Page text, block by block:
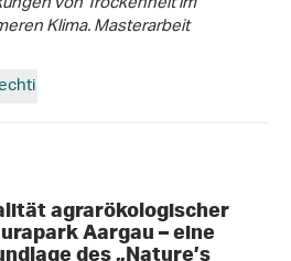
Klima. Masterarbeit
agrarökologischer
Aargau – eine
des „Nature’s